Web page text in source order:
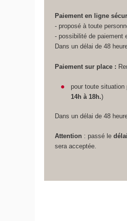
Paiement en ligne
- proposé à toute
- possibilité de paiement
Dans un délai de 48
Paiement sur place :
pour toute
14h à 18h.)
Dans un délai de 48
Attention : passé le
sera acceptée.